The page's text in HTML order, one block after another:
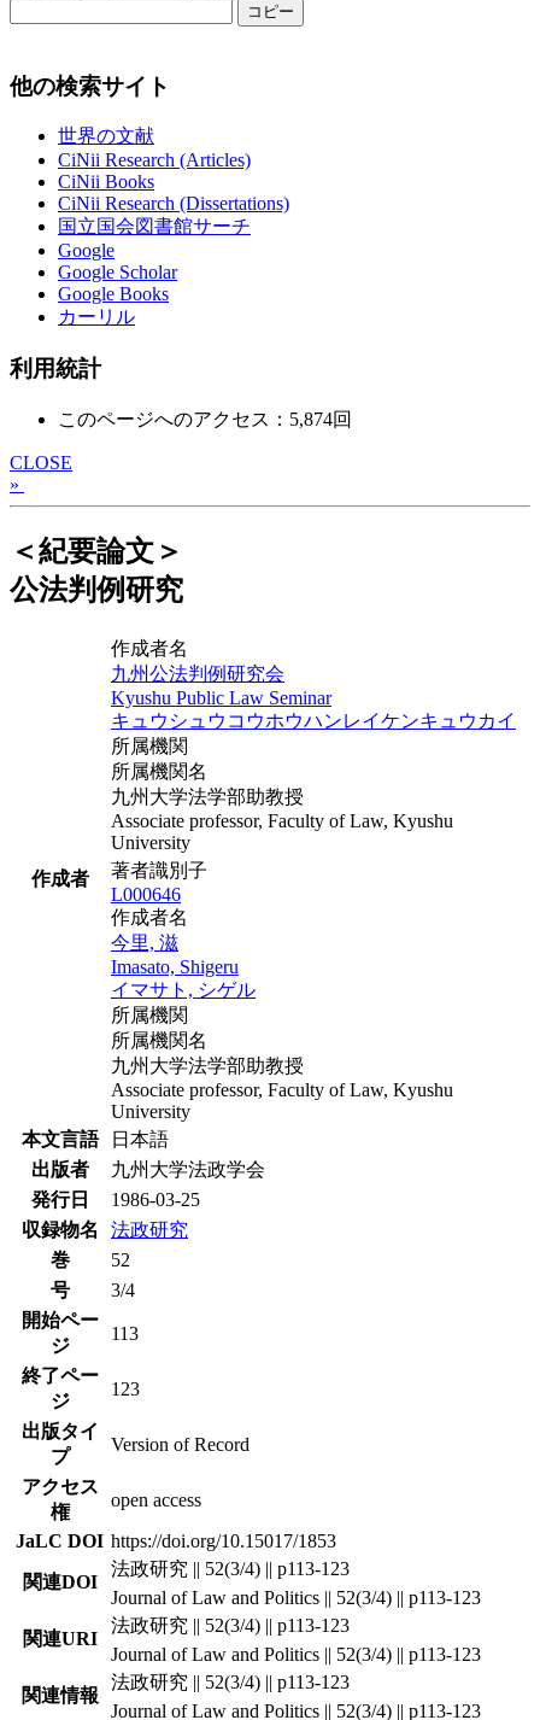
コピー
他の検索サイト
世界の文献
CiNii Research (Articles)
CiNii Books
CiNii Research (Dissertations)
国立国会図書館サーチ
Google
Google Scholar
Google Books
カーリル
利用統計
このページへのアクセス：5,874回
CLOSE
»
＜紀要論文＞
公法判例研究
作成者
作成者名
九州公法判例研究会
Kyushu Public Law Seminar
キュウシュウコウホウハンレイケンキュウカイ
所属機関
所属機関名
九州大学法学部助教授
Associate professor, Faculty of Law, Kyushu
University
著者識別子
L000646
作成者名
今里, 滋
Imasato, Shigeru
イマサト, シゲル
所属機関
所属機関名
九州大学法学部助教授
Associate professor, Faculty of Law, Kyushu
University
本文言語
日本語
出版者
九州大学法政学会
発行日
1986-03-25
収録物名
法政研究
巻
52
号
3/4
開始ペー
ジ
113
終了ペー
ジ
123
出版タイ
プ
Version of Record
アクセス
権
open access
JaLC DOI https://doi.org/10.15017/1853
関連DOI
法政研究 || 52(3/4) || p113-123
Journal of Law and Politics || 52(3/4) || p113-123
関連URI
法政研究 || 52(3/4) || p113-123
Journal of Law and Politics || 52(3/4) || p113-123
関連情報
法政研究 || 52(3/4) || p113-123
Journal of Law and Politics || 52(3/4) || p113-123